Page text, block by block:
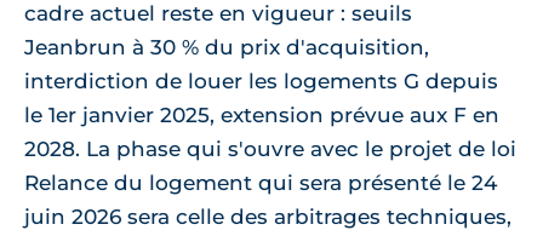
cadre actuel reste en vigueur : seuils
Jeanbrun à 30 % du prix d'acquisition,
interdiction de louer les logements G depuis
le 1er janvier 2025, extension prévue aux F en
2028. La phase qui s'ouvre avec le projet de loi
Relance du logement qui sera présenté le 24
juin 2026 sera celle des arbitrages techniques,